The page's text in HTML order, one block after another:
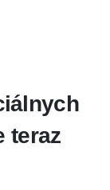
teraz